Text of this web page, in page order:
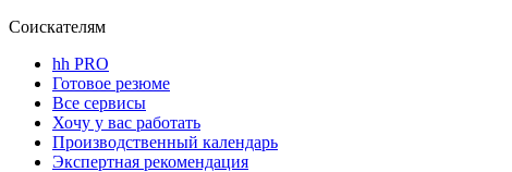
Соискателям
hh PRO
Готовое резюме
Все сервисы
Хочу у вас работать
Производственный календарь
Экспертная рекомендация